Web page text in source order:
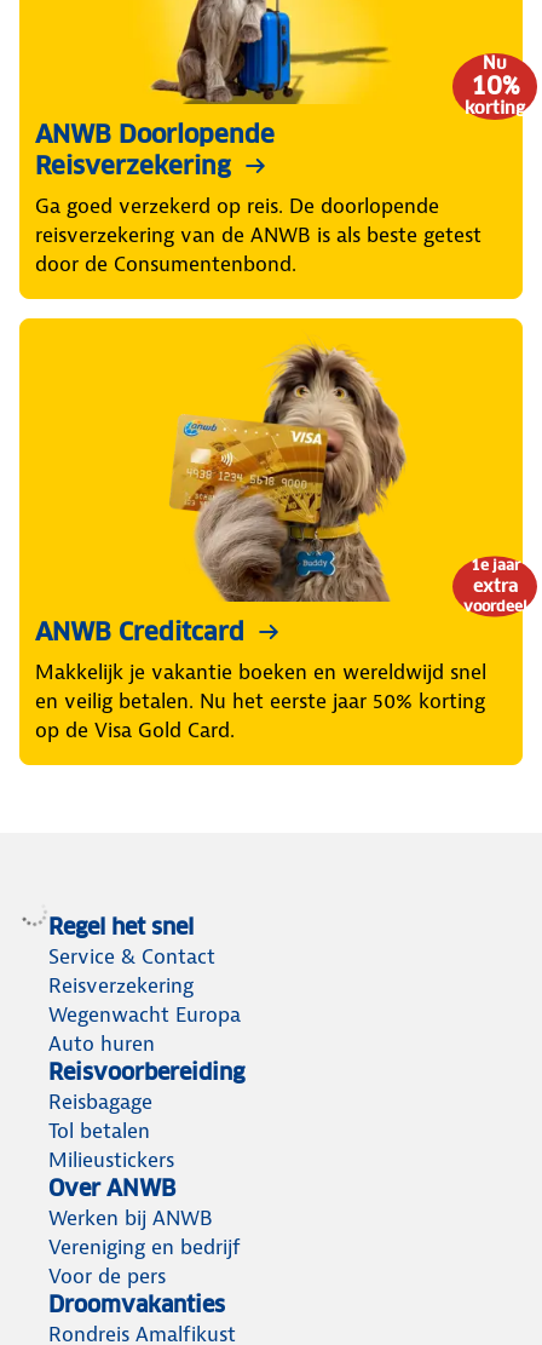
Nu
10%
korting
ANWB Doorlopende
Reisverzekering
Ga goed verzekerd op reis. De doorlopende
reisverzekering van de ANWB is als beste getest
door de Consumentenbond.
1e jaar
extra
voordeel
ANWB Creditcard
Makkelijk je vakantie boeken en wereldwijd snel
en veilig betalen. Nu het eerste jaar 50% korting
op de Visa Gold Card.
Regel het snel
Service & Contact
Reisverzekering
Wegenwacht Europa
Auto huren
Reisvoorbereiding
Reisbagage
Tol betalen
Milieustickers
Over ANWB
Werken bij ANWB
Vereniging en bedrijf
Voor de pers
Droomvakanties
Rondreis Amalfikust